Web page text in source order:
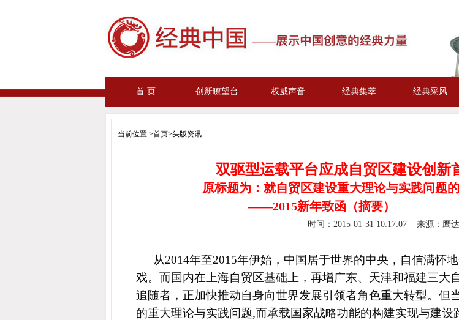
首 页 创新瞭望台 权威声音 经典集萃 经典采风
当前位置 >首页>头版资讯
双驱型运载平台应成自贸区建设创新
原标题为： 就自贸区建设重大理论与实践问题
——2015新年致函 （摘要）
时间：2015-01-31 10:17:07 来源 ：鹰
从2014年至2015年伊始，中国居于世界的中央，自信满怀
戏。而国内在上海自贸区基础上，再增广东、天津和福建三大
追随者，正加快推动自身向世界发展引领者角色重大转型。但
的重大理论与实践问题,而承载国家战略功能的构建实现与建设